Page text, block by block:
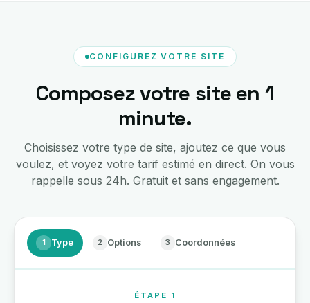
CONFIGUREZ VOTRE SITE
Composez votre site en 1
minute.
Choisissez votre type de site, ajoutez ce que vous
voulez, et voyez votre tarif estimé en direct. On vous
rappelle sous 24h. Gratuit et sans engagement.
1 Type 2 Options 3 Coordonnées
ÉTAPE 1